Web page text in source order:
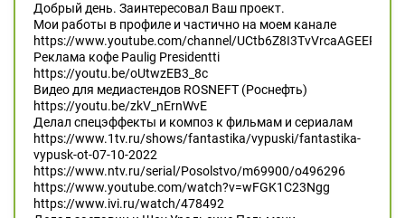
Добрый день. Заинтересовал Ваш проект.
Мои работы в профиле и частично на моем канале
https://www.youtube.com/channel/
Реклама кофе Paulig Presidentti
https://youtu.be/oUtwzEB3_8c
Видео для медиастендов ROSNEFT (Роснефть)
https://youtu.be/zkV_nErnWvE
Делал спецэффекты и композ к фильмам и сериалам
https://www.1tv.ru/shows/fantastika/vypuski/fantastika-
vypusk-ot-07-10-2022
https://www.ntv.ru/serial/Posolstvo/m69900/o496296
https://www.youtube.com/watch?v=wFGK1C23Ngg
https://www.ivi.ru/watch/478492